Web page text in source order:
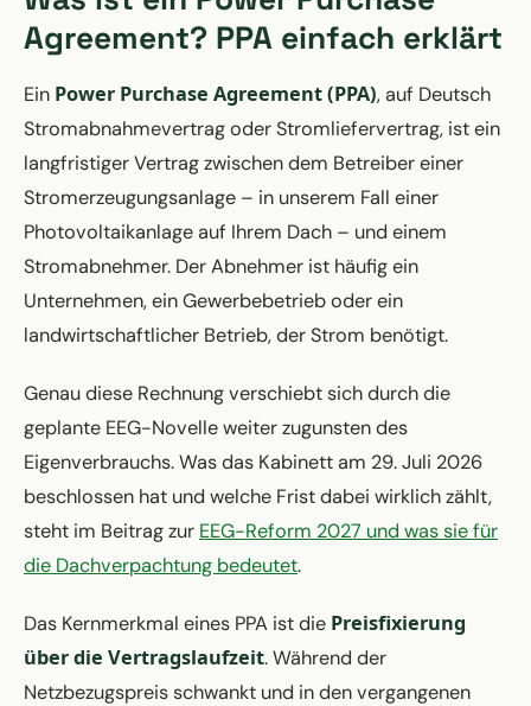
Agreement? PPA einfach erklärt
Ein Power Purchase Agreement (PPA), auf Deutsch
Stromabnahmevertrag oder Stromliefervertrag, ist ein
langfristiger Vertrag zwischen dem Betreiber einer
Stromerzeugungsanlage – in unserem Fall einer
Photovoltaikanlage auf Ihrem Dach – und einem
Stromabnehmer. Der Abnehmer ist häufig ein
Unternehmen, ein Gewerbebetrieb oder ein
landwirtschaftlicher Betrieb, der Strom benötigt.
Genau diese Rechnung verschiebt sich durch die
geplante EEG-Novelle weiter zugunsten des
Eigenverbrauchs. Was das Kabinett am 29. Juli 2026
beschlossen hat und welche Frist dabei wirklich zählt,
steht im Beitrag zur EEG-Reform 2027 und was sie für
die Dachverpachtung bedeutet.
Das Kernmerkmal eines PPA ist die Preisfixierung
über die Vertragslaufzeit. Während der
Netzbezugspreis schwankt und in den vergangenen